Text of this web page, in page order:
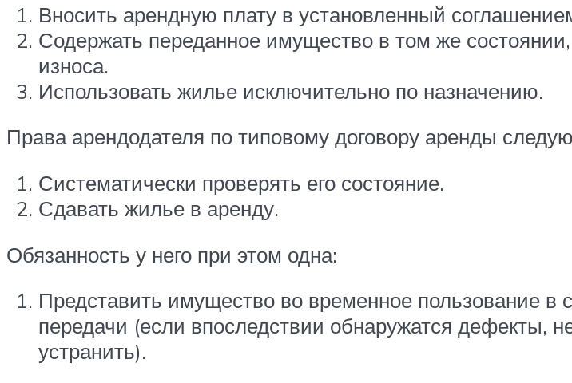
Вносить арендную плату в установленный
Содержать переданное имущество в том же
износа.
Использовать жилье исключительно по назначению.
Права арендодателя по типовому договору аренды
Систематически проверять его состояние.
Сдавать жилье в аренду.
Обязанность у него при этом одна:
Представить имущество во временное пользование в
передачи (если впоследствии обнаружатся дефекты,
устранить).